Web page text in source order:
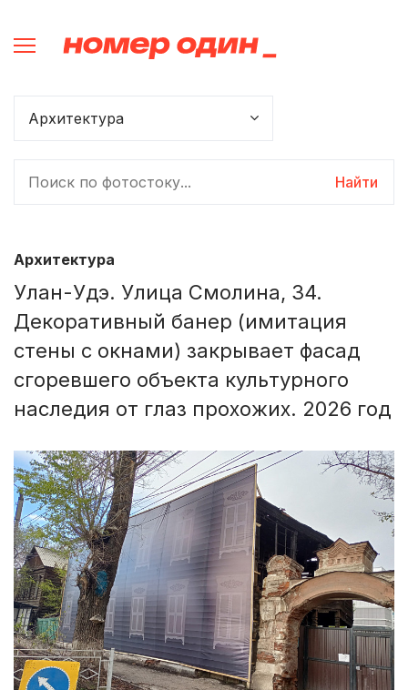
Найти
Архитектура
Улан-Удэ. Улица Смолина, 34.
Декоративный банер (имитация
стены с окнами) закрывает фасад
сгоревшего объекта культурного
наследия от глаз прохожих. 2026 год